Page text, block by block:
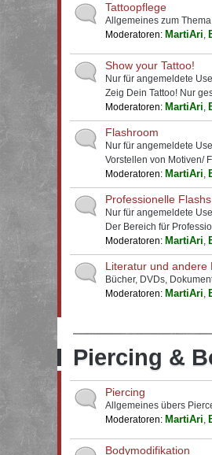
Tattoopflege
Allgemeines zum
Moderatoren: MartiAri,
Show your Tattoo!
Nur für angemeldete
Zeig Dein Tattoo! Nur
Moderatoren: MartiAri,
Flashroom
Nur für angemeldete
Vorstellen von Motiven/
Moderatoren: MartiAri,
Professionelle Flashs
Nur für angemeldete
Der Bereich für
Moderatoren: MartiAri,
Literatur und andere
Bücher, DVDs,
Moderatoren: MartiAri,
Piercing &
Piercing
Allgemeines übers
Moderatoren: MartiAri,
Bodymodifikation